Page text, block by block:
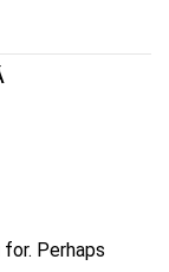
Perhaps